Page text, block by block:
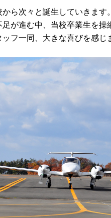
ら次々と誕生していきます。
が進む中、当校卒業生を操
フ一同、大きな喜びを感じ